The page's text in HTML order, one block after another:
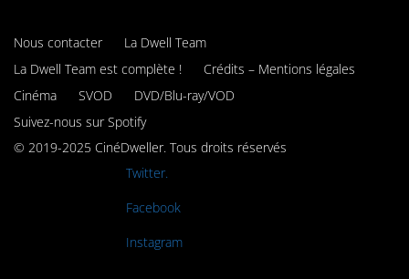
Nous contacter
La Dwell Team
La Dwell Team est complète !
Crédits – Mentions légales
Cinéma
SVOD
DVD/Blu-ray/VOD
Suivez-nous sur Spotify
© 2019-2025 CinéDweller. Tous droits réservés
Twitter.
Facebook
Instagram